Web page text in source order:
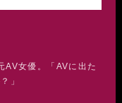
AV女優。「AVに出た
」